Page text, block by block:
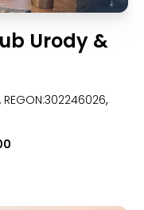
Urody &
REGON:302246026,